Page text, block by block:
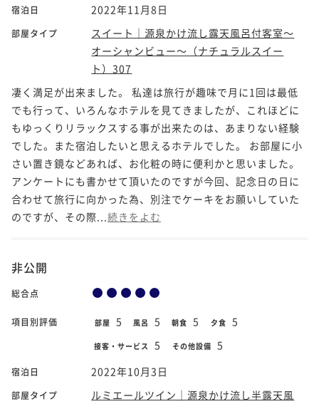
宿泊日 2022年11月8日
部屋タイプ
スイート｜源泉かけ流し露天風呂付客室～
オーシャンビュー～（ナチュラルスイー
ト）307
凄く満足が出来ました。 私達は旅行が趣味で月に1回は最低
でも行って、いろんなホテルを見てきましたが、これほどに
もゆっくりリラックスする事が出来たのは、あまりない経験
でした。また宿泊したいと思えるホテルでした。 お部屋に小
さい置き鏡などあれば、お化粧の時に便利かと思いました。
アンケートにも書かせて頂いたのですが今回、記念日の日に
合わせて旅行に向かった為、別注でケーキをお願いしていた
のですが、その際... 続きをよむ
非公開
総合点
項目別評価 部屋 5 風呂 5 朝食 5 夕食 5
接客・サービス 5 その他設備 5
宿泊日 2022年10月3日
部屋タイプ
ルミエールツイン｜源泉かけ流し半露天風